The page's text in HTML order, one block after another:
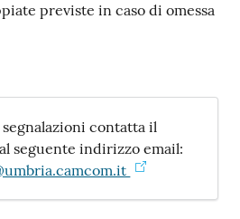
previste in caso di omessa
contatta il
seguente indirizzo email: